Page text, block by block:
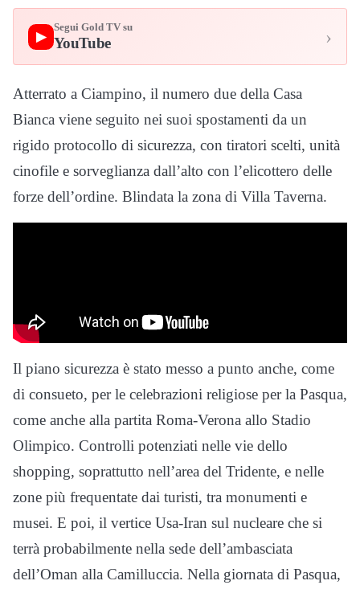
▶
Segui Gold TV su
YouTube ›
Atterrato a Ciampino, il numero due della Casa
Bianca viene seguito nei suoi spostamenti da un
rigido protocollo di sicurezza, con tiratori scelti, unità
cinofile e sorveglianza dall’alto con l’elicottero delle
forze dell’ordine. Blindata la zona di Villa Taverna.
Il piano sicurezza è stato messo a punto anche, come
di consueto, per le celebrazioni religiose per la Pasqua,
come anche alla partita Roma-Verona allo Stadio
Olimpico. Controlli potenziati nelle vie dello
shopping, soprattutto nell’area del Tridente, e nelle
zone più frequentate dai turisti, tra monumenti e
musei. E poi, il vertice Usa-Iran sul nucleare che si
terrà probabilmente nella sede dell’ambasciata
dell’Oman alla Camilluccia. Nella giornata di Pasqua,